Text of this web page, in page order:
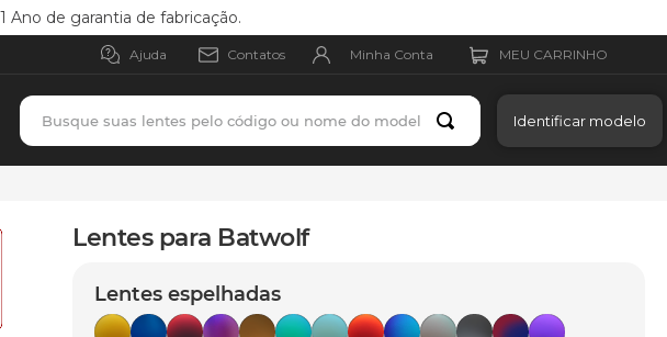
Ano de garantia de fabricação.
Ajuda Contatos Minha Conta
Busque suas lentes pelo código ou nome do modelo
Identificar modelo
Lentes para Batwolf
Lentes espelhadas